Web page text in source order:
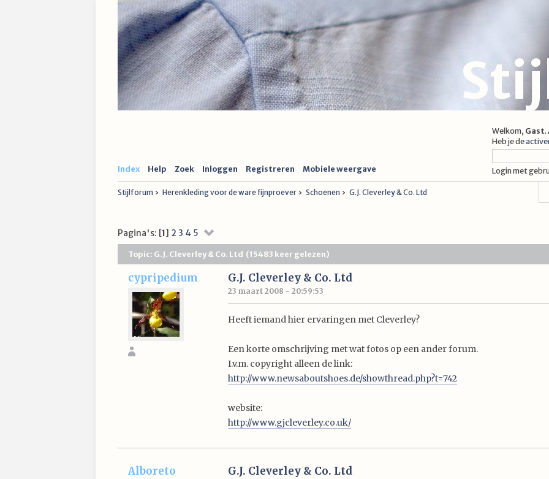
Welkom, Gast.
Heb je de
Login met
Index Help Zoek Inloggen Registreren Mobiele weergave
Stijlforum › Herenkleding voor de ware fijnproever› Schoenen › G.J. Cleverley & Co. Ltd
Pagina's: [1] 2 3 4 5
Topic: G.J. Cleverley & Co. Ltd (15483 keer gelezen)
cypripedium G.J. Cleverley & Co. Ltd
23 maart 2008 - 20:59:53
Heeft iemand hier ervaringen met Cleverley?
Een korte omschrijving met wat fotos op een ander forum.
I.v.m. copyright alleen de link:
http://www.newsaboutshoes.de/showthread.php?t=742
website:
http://www.gjcleverley.co.uk/
Alboreto G.J. Cleverley & Co. Ltd